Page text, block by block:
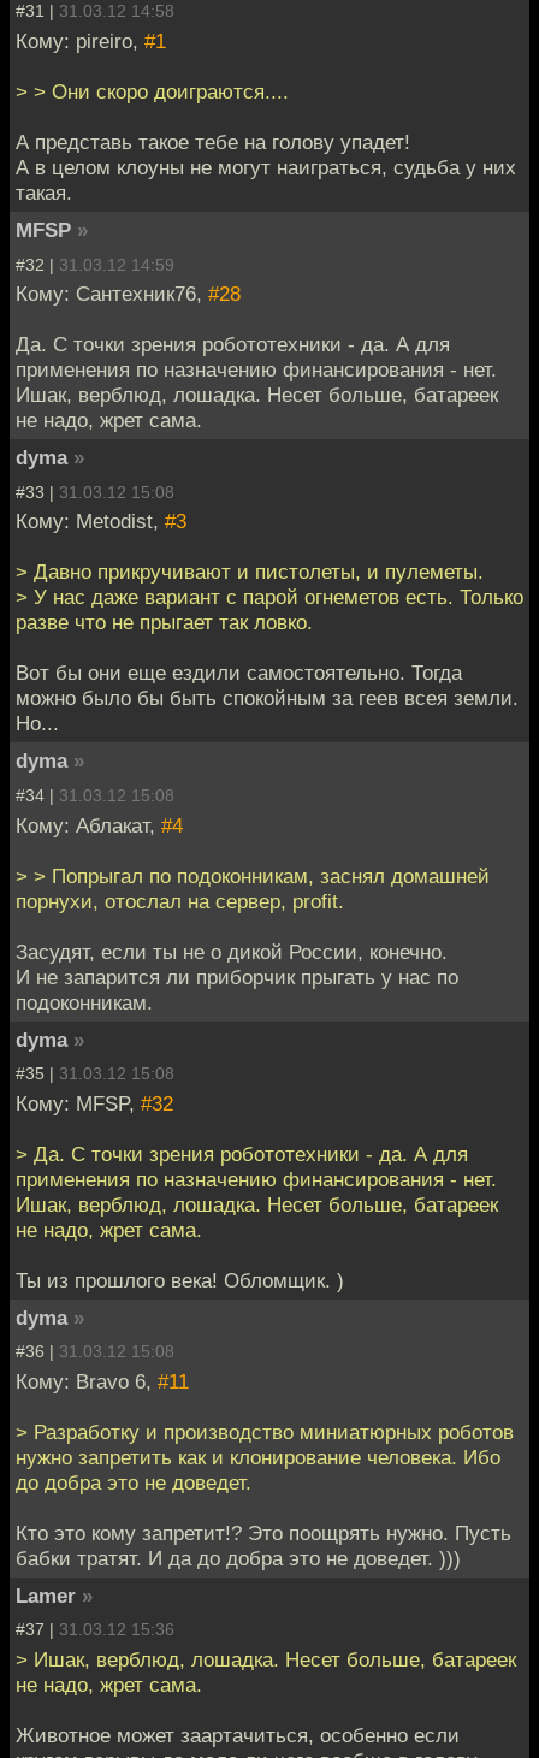
#31 | 31.03.12 14:58
Кому: pireiro, #1
> > Они скоро доиграются....
А представь такое тебе на голову упадет!
А в целом клоуны не могут наиграться, судьба у них
такая.
MFSP »
#32 | 31.03.12 14:59
Кому: Сантехник76, #28
Да. С точки зрения робототехники - да. А для
применения по назначению финансирования - нет.
Ишак, верблюд, лошадка. Несет больше, батареек
не надо, жрет сама.
dyma »
#33 | 31.03.12 15:08
Кому: Metodist, #3
> Давно прикручивают и пистолеты, и пулеметы.
> У нас даже вариант с парой огнеметов есть. Только
разве что не прыгает так ловко.
Вот бы они еще ездили самостоятельно. Тогда
можно было бы быть спокойным за геев всея земли.
Но...
dyma »
#34 | 31.03.12 15:08
Кому: Аблакат, #4
> > Попрыгал по подоконникам, заснял домашней
порнухи, отослал на сервер, profit.
Засудят, если ты не о дикой России, конечно.
И не запарится ли приборчик прыгать у нас по
подоконникам.
dyma »
#35 | 31.03.12 15:08
Кому: MFSP, #32
> Да. С точки зрения робототехники - да. А для
применения по назначению финансирования - нет.
Ишак, верблюд, лошадка. Несет больше, батареек
не надо, жрет сама.
Ты из прошлого века! Обломщик. )
dyma »
#36 | 31.03.12 15:08
Кому: Bravo 6, #11
> Разработку и производство миниатюрных роботов
нужно запретить как и клонирование человека. Ибо
до добра это не доведет.
Кто это кому запретит!? Это поощрять нужно. Пусть
бабки тратят. И да до добра это не доведет. )))
Lamer »
#37 | 31.03.12 15:36
> Ишак, верблюд, лошадка. Несет больше, батареек
не надо, жрет сама.
Животное может заартачиться, особенно если